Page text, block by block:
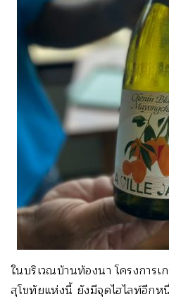
ในบริเวณบ้านท้องนา โครงการ
สุโขทัยแห่งนี้ ยังมีจุดไฮไลท์อีก